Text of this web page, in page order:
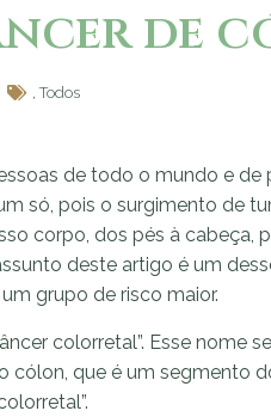
de
, Todos
de todo o mundo e de
só, pois o surgimento de
corpo, dos pés à cabeça,
deste artigo é um
grupo de risco maior.
colorretal”. Esse nome
cólon, que é um segmento